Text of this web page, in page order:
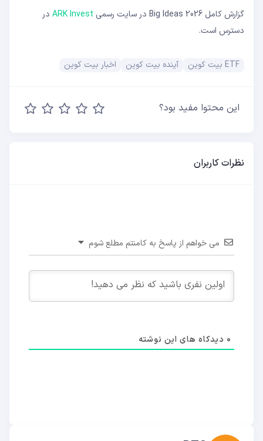
گزارش کامل Big Ideas 2026 در سایت رسمی ARK Invest در
دسترس است.
ETF بیت کوین آینده بیت کوین اخبار بیت کوین
این محتوا مفید بود؟
نظرات کاربران
می خواهم از پاسخ به کامنتم مطلع شوم
0 دیدکاه های این نوشته